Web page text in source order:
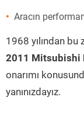
Aracın
1968 yılından
2011 Mitsubishi
onarımı
yanınızdayız.